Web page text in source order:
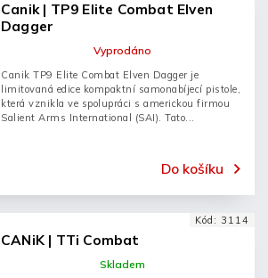
Canik | TP9 Elite Combat Elven
Dagger
Vyprodáno
Do košíku
Canik TP9 Elite Combat Elven Dagger je
limitovaná edice kompaktní samonabíjecí pistole,
která vznikla ve spolupráci s americkou firmou
Salient Arms International (SAI). Tato...
CANiK | TTi Combat
Skladem
Kód: 3114